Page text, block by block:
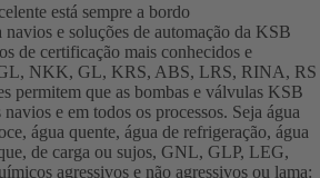
está sempre a bordo
e soluções de automação da KSB
de certificação mais conhecidos e
NKK, GL, KRS, ABS, LRS, RINA, RS
permitem que as bombas e válvulas KSB
e em todos os processos. Seja água
água quente, água de refrigeração, água
de carga ou sujos, GNL, GLP, LEG,
agressivos e não agressivos ou lama: